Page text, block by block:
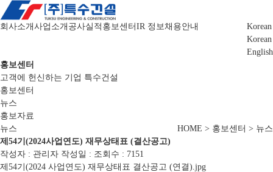
회사소개 사업소개 공사실적 홍보센터 IR 정보채용안내
Korean
Korean
English
홍보센터
고객에 헌신하는 기업 특수건설
홍보센터
뉴스
홍보자료
뉴스
HOME > 홍보센터 > 뉴스
제54기(2024사업연도) 재무상태표 (결산공고)
작성자 : 관리자 작성일 : 조회수 : 7151
제54기(2024 사업연도) 재무상태표 결산공고 (연결).jpg